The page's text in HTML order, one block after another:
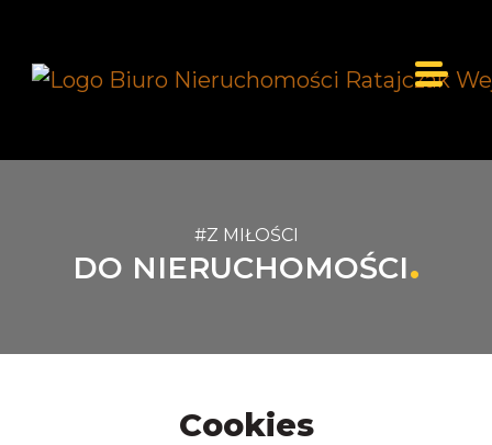
#Z MIŁOŚCI
DO NIERUCHOMOŚCI
Cookies